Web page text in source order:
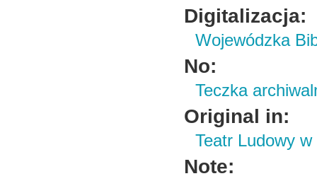
Digitalizacja:
Wojewódzka
No:
Teczka
Original in:
Teatr Ludowy
Note: